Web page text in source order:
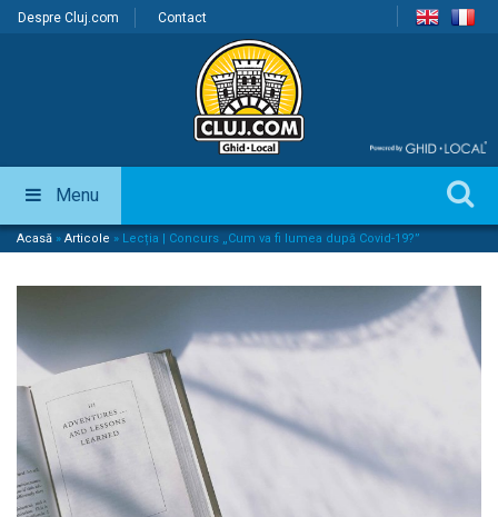
Despre Cluj.com Contact
Menu
Acasă » Articole » Lecția | Concurs „Cum va fi lumea după Covid-19?”